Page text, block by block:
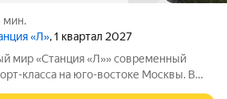
мин.
«Л», 1 квартал 2027
«Л»» современный
класса на юго-востоке Москвы. В